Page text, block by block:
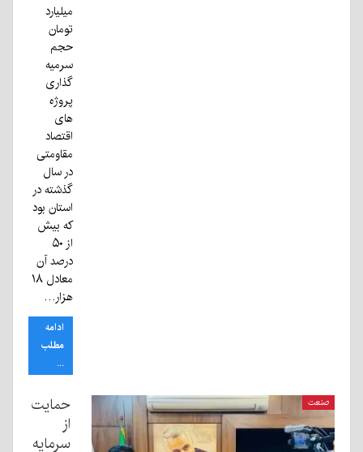
میلیارد
تومان
حجم
سرمیه
گذاری
پروژه
های
اقتصاد
مقاومتی
در سال
گذشته در
استان بود
که بیش
از ۵۰
درصد آن
معادل ۱۸
هزار…
ادامه
مطلب
...
صنعت
حمایت
از
سرمایه